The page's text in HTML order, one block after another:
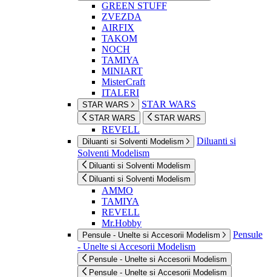
GREEN STUFF
ZVEZDA
AIRFIX
TAKOM
NOCH
TAMIYA
MINIART
MisterCraft
ITALERI
STAR WARS STAR WARS
STAR WARS STAR WARS
REVELL
Diluanti si Solventi Modelism
Diluanti si
Solventi Modelism
Diluanti si Solventi Modelism
Diluanti si Solventi Modelism
AMMO
TAMIYA
REVELL
Mr.Hobby
Pensule - Unelte si Accesorii Modelism
Pensule
- Unelte si Accesorii Modelism
Pensule - Unelte si Accesorii Modelism
Pensule - Unelte si Accesorii Modelism